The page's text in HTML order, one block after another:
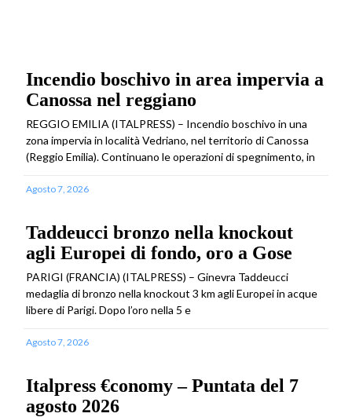
Incendio boschivo in area impervia a
Canossa nel reggiano
REGGIO EMILIA (ITALPRESS) – Incendio boschivo in una
zona impervia in località Vedriano, nel territorio di Canossa
(Reggio Emilia). Continuano le operazioni di spegnimento, in
Agosto 7, 2026
Taddeucci bronzo nella knockout
agli Europei di fondo, oro a Gose
PARIGI (FRANCIA) (ITALPRESS) – Ginevra Taddeucci
medaglia di bronzo nella knockout 3 km agli Europei in acque
libere di Parigi. Dopo l’oro nella 5 e
Agosto 7, 2026
Italpress €conomy – Puntata del 7
agosto 2026